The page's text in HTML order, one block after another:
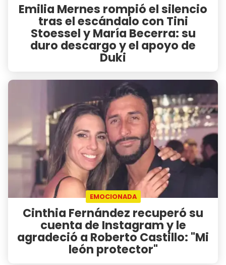
Emilia Mernes rompió el silencio
tras el escándalo con Tini
Stoessel y María Becerra: su
duro descargo y el apoyo de
Duki
EMOCIONADA
Cinthia Fernández recuperó su
cuenta de Instagram y le
agradeció a Roberto Castillo: "Mi
león protector"